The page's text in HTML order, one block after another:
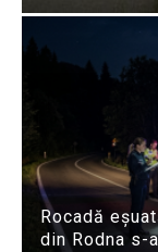
Rocadă
din Rodna s-